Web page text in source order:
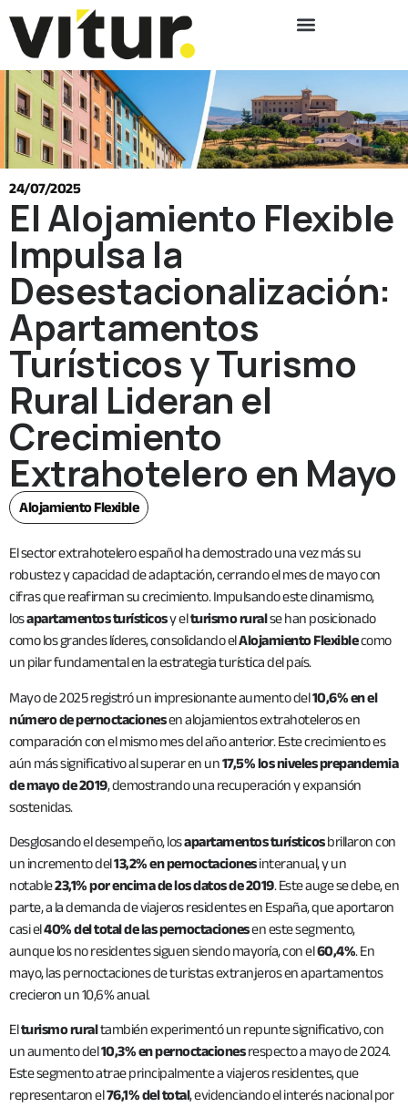
24/07/2025
El Alojamiento Flexible
Impulsa la
Desestacionalización:
Apartamentos
Turísticos y Turismo
Rural Lideran el
Crecimiento
Extrahotelero en Mayo
Alojamiento Flexible
El sector extrahotelero español ha demostrado una vez más su
robustez y capacidad de adaptación, cerrando el mes de mayo con
cifras que reafirman su crecimiento. Impulsando este dinamismo,
losapartamentos turísticosy elturismo ruralse han posicionado
como los grandes líderes, consolidando elAlojamiento Flexiblecomo
un pilar fundamental en la estrategia turística del país.
Mayo de 2025 registró un impresionante aumento del10,6% en el
número de pernoctacionesen alojamientos extrahoteleros en
comparación con el mismo mes del año anterior. Este crecimiento es
aún más significativo al superar en un17,5% los niveles prepandemia
de mayo de 2019, demostrando una recuperación y expansión
sostenidas.
Desglosando el desempeño, losapartamentos turísticosbrillaron con
un incremento del13,2% en pernoctacionesinteranual, y un
notable23,1% por encima de los datos de 2019. Este auge se debe, en
parte, a la demanda de viajeros residentes en España, que aportaron
casi el40% del total de las pernoctacionesen este segmento,
aunque los no residentes siguen siendo mayoría, con el60,4%. En
mayo, las pernoctaciones de turistas extranjeros en apartamentos
crecieron un 10,6% anual.
Elturismo ruraltambién experimentó un repunte significativo, con
un aumento del10,3% en pernoctacionesrespecto a mayo de 2024.
Este segmento atrae principalmente a viajeros residentes, que
representaron el76,1% del total, evidenciando el interés nacional por